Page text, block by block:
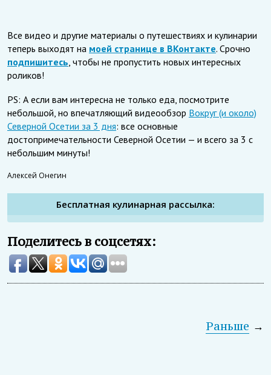
Все видео и другие материалы о путешествиях и кулинарии
теперь выходят на моей странице в ВКонтакте. Срочно
подпишитесь, чтобы не пропустить новых интересных
роликов!
PS: А если вам интересна не только еда, посмотрите
небольшой, но впечатляющий видеообзор Вокруг (и около)
Северной Осетии за 3 дня: все основные
достопримечательности Северной Осетии — и всего за 3 с
небольшим минуты!
Алексей Онегин
Бесплатная кулинарная рассылка:
Поделитесь в соцсетях:
→
Раньше